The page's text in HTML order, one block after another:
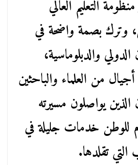
التعليم العالي
وترك بصمة واضحة في
والدبلوماسية،
من العلماء والباحثين
الذين يواصلون مسيرته
للوطن خدمات جليلة في
تقلدها.